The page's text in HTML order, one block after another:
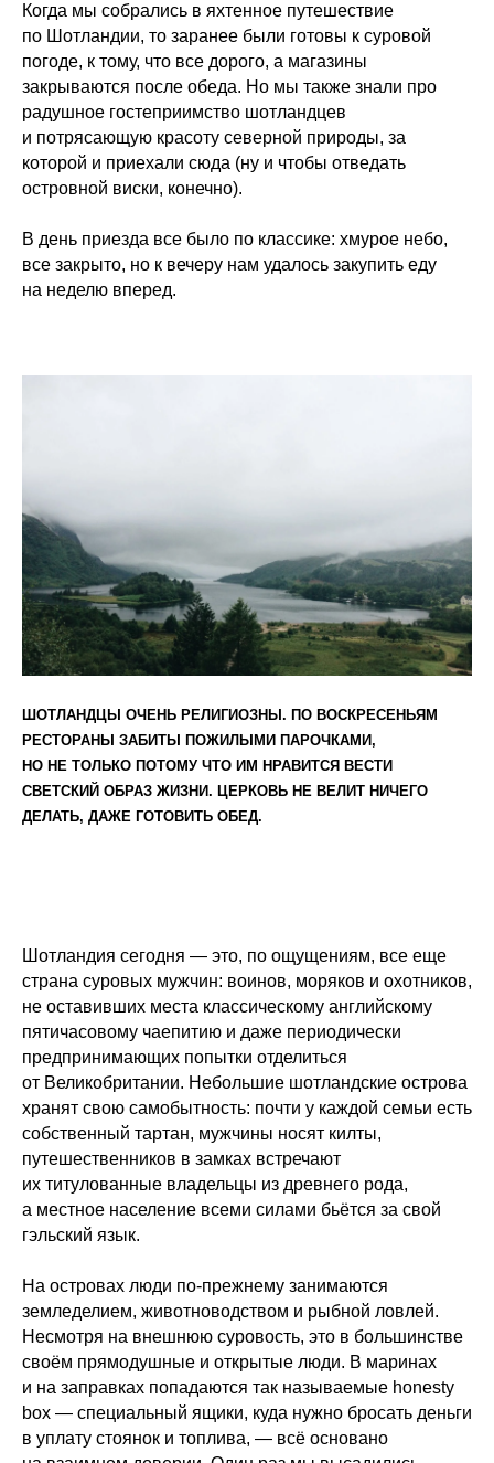
Когда мы собрались в яхтенное путешествие
по Шотландии, то заранее были готовы к суровой
погоде, к тому, что все дорого, а магазины
закрываются после обеда. Но мы также знали про
радушное гостеприимство шотландцев
и потрясающую красоту северной природы, за
которой и приехали сюда (ну и чтобы отведать
островной виски, конечно).
В день приезда все было по классике: хмурое небо,
все закрыто, но к вечеру нам удалось закупить еду
на неделю вперед.
ШОТЛАНДЦЫ ОЧЕНЬ РЕЛИГИОЗНЫ. ПО ВОСКРЕСЕНЬЯМ
РЕСТОРАНЫ ЗАБИТЫ ПОЖИЛЫМИ ПАРОЧКАМИ,
НО НЕ ТОЛЬКО ПОТОМУ ЧТО ИМ НРАВИТСЯ ВЕСТИ
СВЕТСКИЙ ОБРАЗ ЖИЗНИ. ЦЕРКОВЬ НЕ ВЕЛИТ НИЧЕГО
ДЕЛАТЬ, ДАЖЕ ГОТОВИТЬ ОБЕД.
Шотландия сегодня — это, по ощущениям, все еще
страна суровых мужчин: воинов, моряков и охотников,
не оставивших места классическому английскому
пятичасовому чаепитию и даже периодически
предпринимающих попытки отделиться
от Великобритании. Небольшие шотландские острова
хранят свою самобытность: почти у каждой семьи есть
собственный тартан, мужчины носят килты,
путешественников в замках встречают
их титулованные владельцы из древнего рода,
а местное население всеми силами бьётся за свой
гэльский язык.
На островах люди по-прежнему занимаются
земледелием, животноводством и рыбной ловлей.
Несмотря на внешнюю суровость, это в большинстве
своём прямодушные и открытые люди. В маринах
и на заправках попадаются так называемые honesty
box — специальный ящики, куда нужно бросать деньги
в уплату стоянок и топлива, — всё основано